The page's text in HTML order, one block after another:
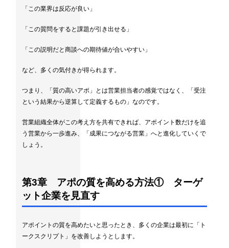
「この業界は反応が良い」
「この質問をすると課題が引き出せる」
「この説明だと商談への期待値が合いやすい」
など、多くの気付きが得られます。
つまり、「質の高いアポ」とは営業担当者の感覚ではなく、「受注
という結果から逆算して定義するもの」なのです。
営業組織全体がこの考え方を共有できれば、アポイント数だけを追
う営業から一歩進み、「成果につながる営業」へと進化していくで
しょう。
第3章 アポの質を高める方法① ターゲ
ット企業を見直す
アポイントの質を高めたいと思ったとき、多くの企業は最初に「ト
ークスクリプト」を改善しようとします。